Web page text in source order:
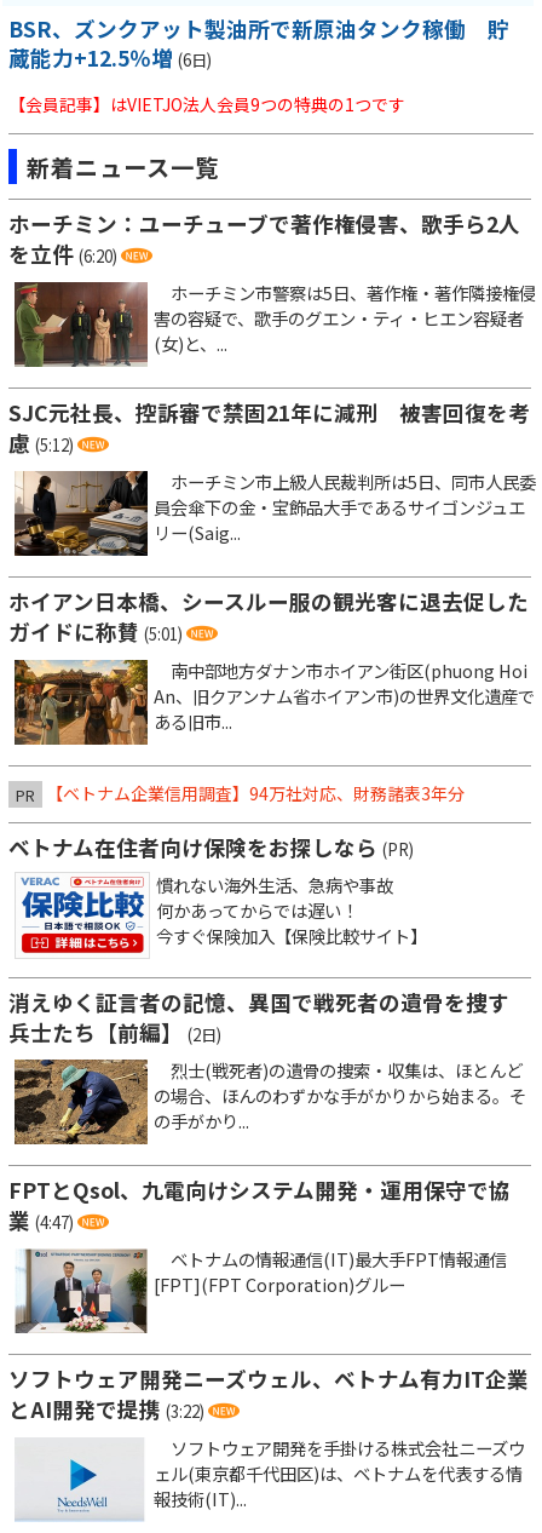
BSR、ズンクアット製油所で新原油タンク稼働 貯
蔵能力+12.5％増 (6日)
【会員記事】はVIETJO法人会員9つの特典の1つです
新着ニュース一覧
ホーチミン：ユーチューブで著作権侵害、歌手ら2人
を立件 (6:20)
ホーチミン市警察は5日、著作権・著作隣接権侵
害の容疑で、歌手のグエン・ティ・ヒエン容疑者
(女)と、...
SJC元社長、控訴審で禁固21年に減刑 被害回復を考
慮 (5:12)
ホーチミン市上級人民裁判所は5日、同市人民委
員会傘下の金・宝飾品大手であるサイゴンジュエ
リー(Saig...
ホイアン日本橋、シースルー服の観光客に退去促した
ガイドに称賛 (5:01)
南中部地方ダナン市ホイアン街区(phuong Hoi
An、旧クアンナム省ホイアン市)の世界文化遺産で
ある旧市...
PR 【ベトナム企業信用調査】94万社対応、財務諸表3年分
ベトナム在住者向け保険をお探しなら (PR)
慣れない海外生活、急病や事故
何かあってからでは遅い！
今すぐ保険加入【保険比較サイト】
消えゆく証言者の記憶、異国で戦死者の遺骨を捜す
兵士たち【前編】
(2日)
烈士(戦死者)の遺骨の捜索・収集は、ほとんど
の場合、ほんのわずかな手がかりから始まる。そ
の手がかり...
FPTとQsol、九電向けシステム開発・運用保守で協
業 (4:47)
ベトナムの情報通信(IT)最大手FPT情報通信
[FPT](FPT Corporation)グルー
ソフトウェア開発ニーズウェル、ベトナム有力IT企業
とAI開発で提携 (3:22)
ソフトウェア開発を手掛ける株式会社ニーズウ
ェル(東京都千代田区)は、ベトナムを代表する情
報技術(IT)...